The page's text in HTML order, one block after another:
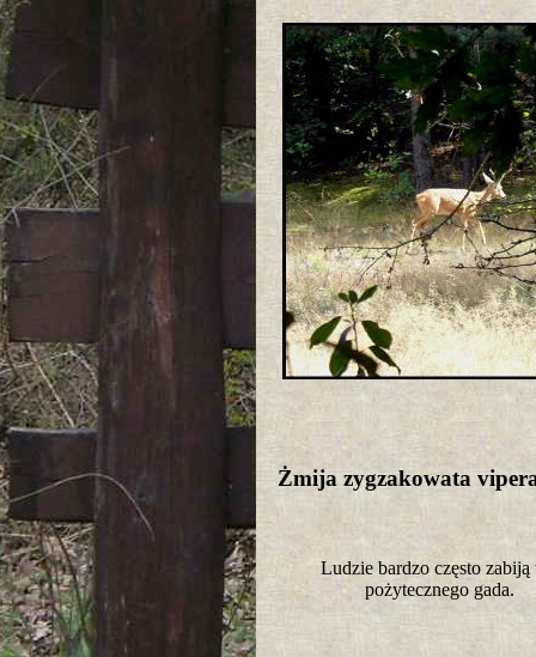
Żmija zygzakowata
Ludzie bardzo często zabiją
pożytecznego gada.